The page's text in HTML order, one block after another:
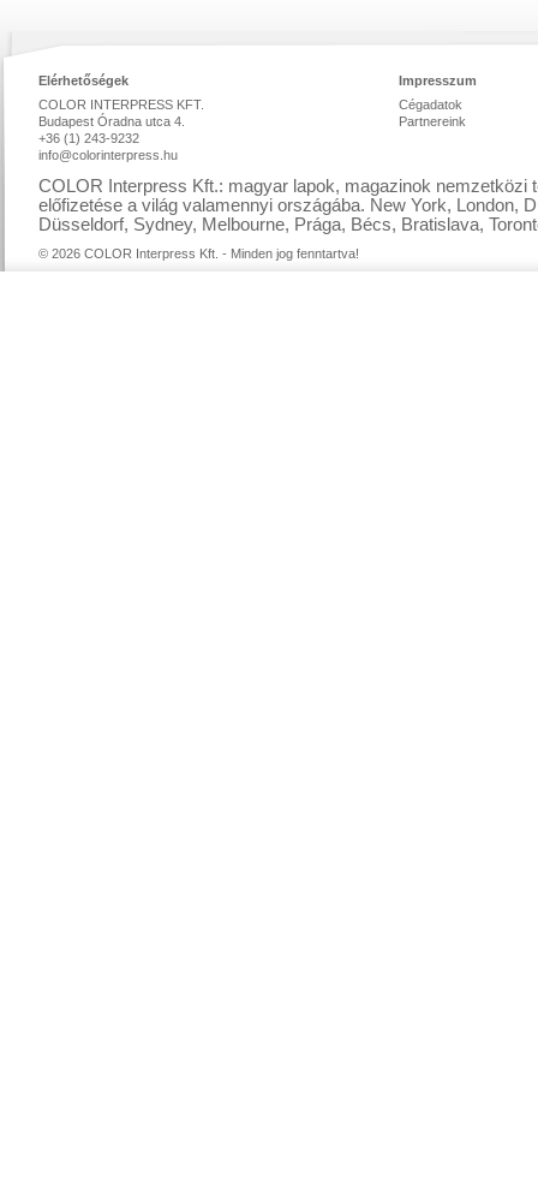
Elérhetőségek
COLOR INTERPRESS KFT.
Budapest Óradna utca 4.
+36 (1) 243-9232
info@colorinterpress.hu
Impresszum
Cégadatok
Partnereink
COLOR Interpress Kft.: magyar lapok, magazinok nemzetközi
előfizetése a világ valamennyi országába. New York, London,
Düsseldorf, Sydney, Melbourne, Prága, Bécs, Bratislava,
© 2026 COLOR Interpress Kft. - Minden jog fenntartva!